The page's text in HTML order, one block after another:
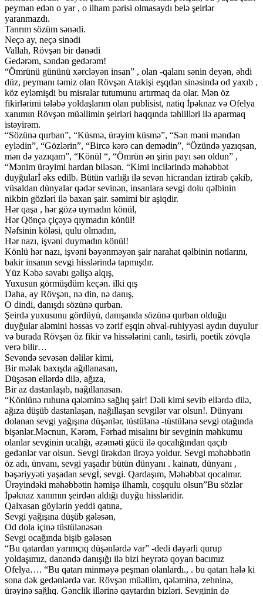
peyman edən o yar , o ilham pərisi olmasaydı belə şeirlər
yaranmazdı.
Tanrım sözüm sənədi.
Neçə ay, neçə sinədi
Vallah, Rövşən bir dənədi
Gedərəm, səndən gedərəm!
“Ömrünü gününü xərcləyən insan” , olan -qalanı sənin deyən, əhdi
düz, peymanı təmiz olan Rövşən Atakişi eşqdən sinəsində od yaxıb ,
köz eyləmişdi bu misralar tutumunu artırmaq da olar. Mən öz
fikirlərimi tələbə yoldaşlarım olan publisist, natiq İpəknaz və Ofelya
xanımın Rövşən müəllimin şeirləri haqqında təhlilləri ilə aparmaq
istəyirəm.
“Sözünə qurban”, “Küsmə, ürəyim küsmə”, “Sən məni məndən
eylədin”, “Gözlərin”, “Bircə kərə can demədin”, “Özündə yazıqsan,
mən də yazıqam”, “Könül “, “Ömrün ən şirin payı sən oldun” ,
“Mənim ürəyimi hardan biləsən. “Kimi incilərində məhəbbət
duyğularİ əks edilb. Bütün varlığı ilə sevən hicrandan iztirab çəkib,
vüsaldan dünyalar qədər sevinən, insanlara sevgi dolu qəlbinin
nikbin gözləri ilə baxan şair. səmimi bir aşiqdir.
Hər qaşa , hər gözə uymadın könül,
Hər Qönçə çiçəyə qıymadın könül!
Nəfsinin köləsi, qulu olmadın,
Hər nazı, işvəni duymadın könül!
Könlü hər nazı, işvəni bəyənməyən şair narahat qəlbinin notlarını,
bakir insanın sevgi hisslərində tapmışdır.
Yüz Kəbə səvabı gəlişə alqış,
Yuxusun görmüşdüm keçən. ilki qış
Daha, ay Rövşən, nə din, nə danış,
O dindi, danışdı sözünə qurban.
Şeirdə yuxusunu gördüyü, danışanda sözünə qurban olduğu
duyğular aləmini həssas və zərif eşqin əhval-ruhiyyəsi aydın duyulur
və burada Rövşən öz fikir və hissələrini canlı, təsirli, poetik zövqlə
verə bilir…
Sevəndə sevəsən dəlilər kimi,
Bir mələk baxışda ağıllanasan,
Düşəsən ellərdə dilə, ağıza,
Bir az dastanlaşıb, nağıllanasan.
“Könlünə ruhuna qələminə sağlıq şair! Dəli kimi sevib ellərdə dilə,
ağıza düşüb dastanlaşan, nağıllaşan sevgilər var olsun!. Dünyanı
dolanan sevgi yağışına düşənlər, tüstülənə -tüstülənə sevgi otağında
bişənlər.Məcnun, Kərəm, Fərhad misalını bir sevginin məhkumu
olanlar sevginin ucalığı, əzəməti gücü ilə qocalığından qaçıb
gedənlər var olsun. Sevgi ürəkdən ürəyə yoldur. Sevgi məhəbbətin
öz adı, ünvanı, sevgi yaşadır bütün dünyanı . kainatı, dünyanı ,
bəşəriyyəti yaşadan sevgİ, sevgi. Qardaşım, Məhəbbət qocalmır.
Ürəyindəki məhəbbətin həmişə ilhamlı, coşqulu olsun”Bu sözlər
İpəknaz xanımın şeirdən aldığı duyğu hissləridir.
Qalxasan göylərin yeddi qatına,
Sevgi yağışına düşüb gələsən,
Od dola içinə tüstülənəsən
Sevgi ocağında bişib gələsən
“Bu qatardan yarımçıq düşənlərdə var” -dedi dəyərli qurup
yoldaşımız, danəndə danışığı ilə bizi heyrətə qoyan bacımız
Ofelya…. “Bu qatarı minməyə peşman olanlardı., . bu qatarı hələ ki
sona dək gedənlərdə var. Rövşən müəllim, qələminə, zehninə,
ürəyinə sağlıq. Gənclik illərinə qaytardın bizləri. Sevginin də